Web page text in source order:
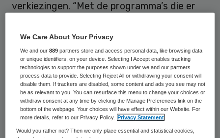
verkiezingen. “Met de programma’s die er
überhaupt nog genoeg zorgprofessionals
zijn om iedereen te voorzien van kundige
zorg”, zegt voorzitter Femke Merel van
Kooten van beroepsorganisatie NU’91 voor
zorgpersoneel.
De Vereniging Gehandicaptenzorg
We Care About Your Privacy
We and our889 partners store and access personal data, like browsing data
or unique identifiers, on your device. Selecting I Accept enables tracking
technologies to support the purposes shown under we and our partners
process data to provide. Selecting Reject All or withdrawing your consent will
disable them. If trackers are disabled, some content and ads you see may not
be as relevant to you. You can resurface this menu to change your choices or
withdraw consent at any time by clicking the Manage Preferences link on the
bottom of the webpage. Your choices will have effect within our Website. For
more details, refer to our Privacy Policy.
Privacy Statement
Would you rather not? Then we only place essential and statistical cookies,